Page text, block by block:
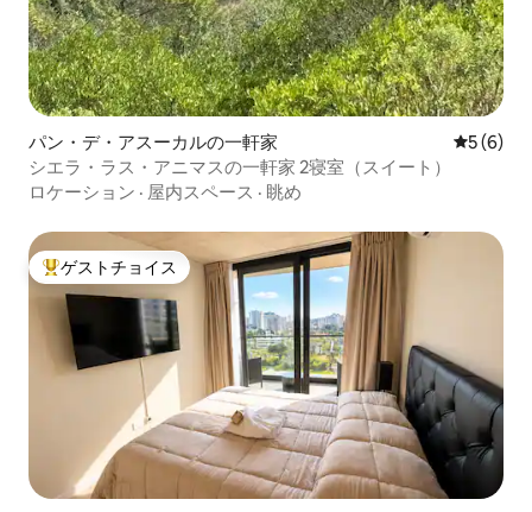
パン・デ・アスーカルの一軒家 レビュー
5 (6)
シエラ・ラス・アニマスの一軒家 2寝室（スイート）
ロケーション · 屋内スペース · 眺め
大好評のゲストチョイスです。
ゲストチョイス